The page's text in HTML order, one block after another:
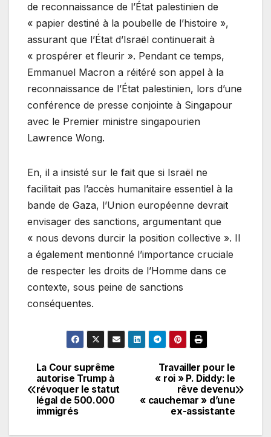
de reconnaissance de l’État palestinien de
« papier destiné à la poubelle de l’histoire »,
assurant que l’État d’Israël continuerait à
« prospérer et fleurir ». Pendant ce temps,
Emmanuel Macron a réitéré son appel à la
reconnaissance de l’État palestinien, lors d’une
conférence de presse conjointe à Singapour
avec le Premier ministre singapourien
Lawrence Wong.
En, il a insisté sur le fait que si Israël ne
facilitait pas l’accès humanitaire essentiel à la
bande de Gaza, l’Union européenne devrait
envisager des sanctions, argumentant que
« nous devons durcir la position collective ». Il
a également mentionné l’importance cruciale
de respecter les droits de l’Homme dans ce
contexte, sous peine de sanctions
conséquentes.
Navigation
de
l’article
Travailler pour le
« roi » P. Diddy: le
rêve devenu
« cauchemar » d’une
ex-assistante
La Cour suprême
autorise Trump à
révoquer le statut
légal de 500.000
immigrés